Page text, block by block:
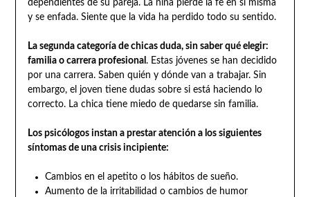
dependientes de su pareja. La niña pierde la fe en sí misma
y se enfada. Siente que la vida ha perdido todo su sentido.
La segunda categoría de chicas duda, sin saber qué elegir:
familia o carrera profesional . Estas jóvenes se han decidido
por una carrera. Saben quién y dónde van a trabajar. Sin
embargo, el joven tiene dudas sobre si está haciendo lo
correcto. La chica tiene miedo de quedarse sin familia.
Los psicólogos instan a prestar atención a los siguientes
síntomas de una crisis incipiente:
Cambios en el apetito o los hábitos de sueño.
Aumento de la irritabilidad o cambios de humor